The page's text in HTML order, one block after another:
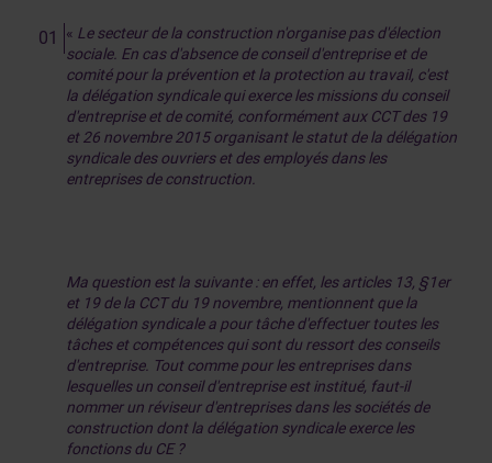
« Le secteur de la construction n'organise pas d'élection
sociale. En cas d'absence de conseil d'entreprise et de
comité pour la prévention et la protection au travail, c'est
la délégation syndicale qui exerce les missions du conseil
d'entreprise et de comité, conformément aux CCT des 19
et 26 novembre 2015 organisant le statut de la délégation
syndicale des ouvriers et des employés dans les
entreprises de construction.
Ma question est la suivante : en effet, les articles 13, §1er
et 19 de la CCT du 19 novembre, mentionnent que la
délégation syndicale a pour tâche d'effectuer toutes les
tâches et compétences qui sont du ressort des conseils
d'entreprise. Tout comme pour les entreprises dans
lesquelles un conseil d'entreprise est institué, faut-il
nommer un réviseur d'entreprises dans les sociétés de
construction dont la délégation syndicale exerce les
fonctions du CE ?